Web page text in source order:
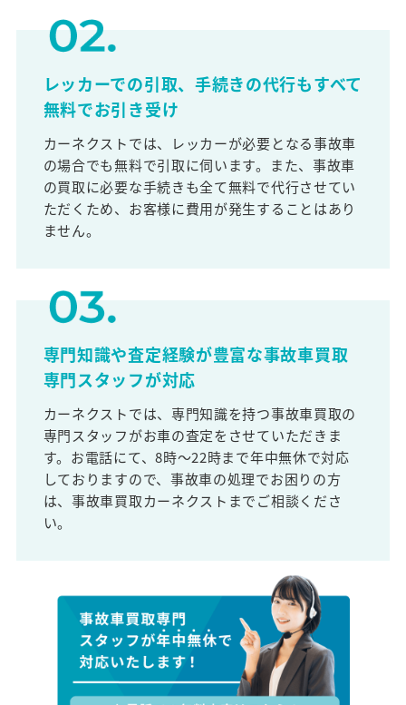
レッカーでの引取、手続きの代行もすべて
無料でお引き受け
カーネクストでは、レッカーが必要となる事故車
の場合でも無料で引取に伺います。また、事故車
の買取に必要な手続きも全て無料で代行させてい
ただくため、お客様に費用が発生することはあり
ません。
専門知識や査定経験が豊富な事故車買取
専門スタッフが対応
カーネクストでは、専門知識を持つ事故車買取の
専門スタッフがお車の査定をさせていただきま
す。お電話にて、8時～22時まで年中無休で対応
しておりますので、事故車の処理でお困りの方
は、事故車買取カーネクストまでご相談くださ
い。